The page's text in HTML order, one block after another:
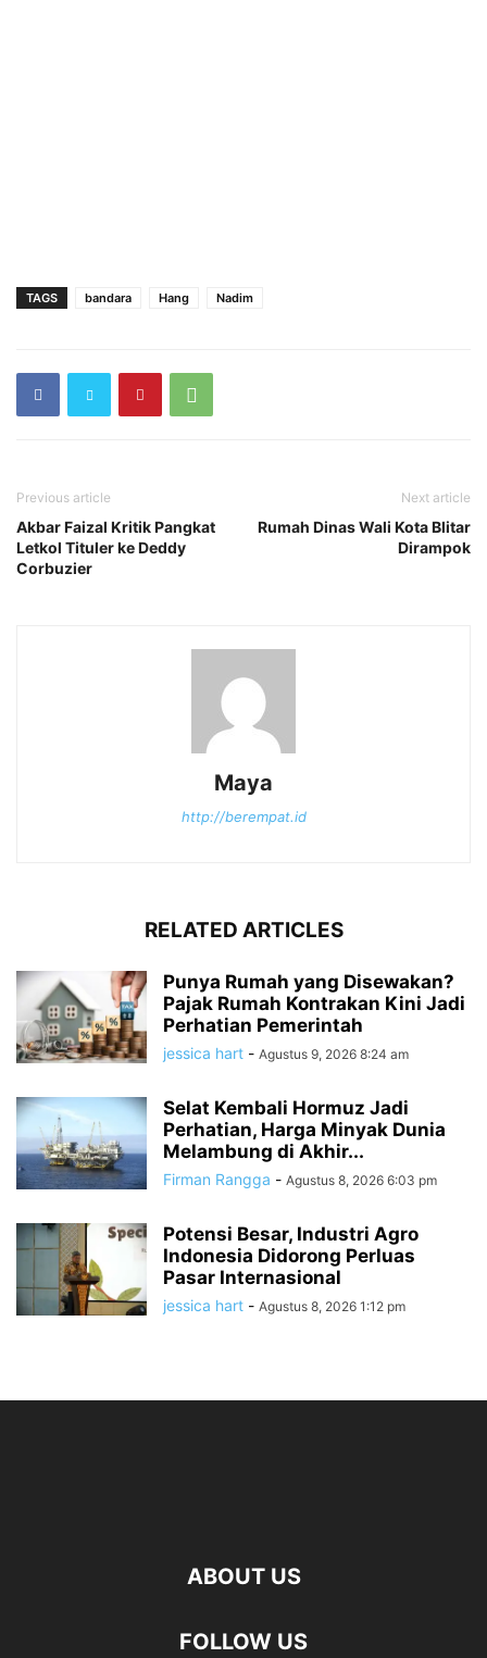
TAGS bandara Hang Nadim
Previous article
Akbar Faizal Kritik Pangkat
Letkol Tituler ke Deddy
Corbuzier
Next article
Rumah Dinas Wali Kota Blitar
Dirampok
Maya
http://berempat.id
RELATED ARTICLES
Punya Rumah yang Disewakan?
Pajak Rumah Kontrakan Kini Jadi
Perhatian Pemerintah
jessica hart - Agustus 9, 2026 8:24 am
Selat Kembali Hormuz Jadi
Perhatian, Harga Minyak Dunia
Melambung di Akhir...
Firman Rangga - Agustus 8, 2026 6:03 pm
Potensi Besar, Industri Agro
Indonesia Didorong Perluas
Pasar Internasional
jessica hart - Agustus 8, 2026 1:12 pm
ABOUT US
FOLLOW US